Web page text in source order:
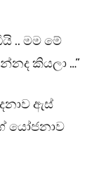
.. මම මේ
කියලා …”
ඇස්
යෝජනාව